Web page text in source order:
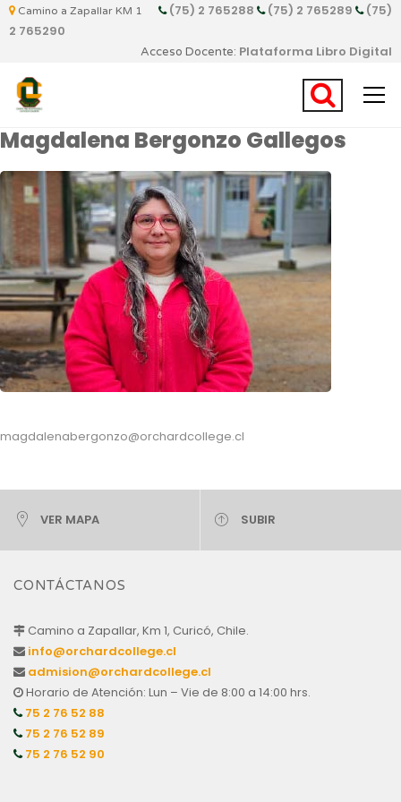
Camino a Zapallar KM 1 (75) 2 765288 (75) 2 765289
(75)
2 765290
Acceso Docente: Plataforma Libro Digital
Magdalena Bergonzo Gallegos
magdalenabergonzo@orchardcollege.cl
VER MAPA SUBIR
CONTÁCTANOS
Camino a Zapallar, Km 1, Curicó, Chile.
info@orchardcollege.cl
admision@orchardcollege.cl
Horario de Atención: Lun – Vie de 8:00 a 14:00 hrs.
75 2 76 52 88
75 2 76 52 89
75 2 76 52 90